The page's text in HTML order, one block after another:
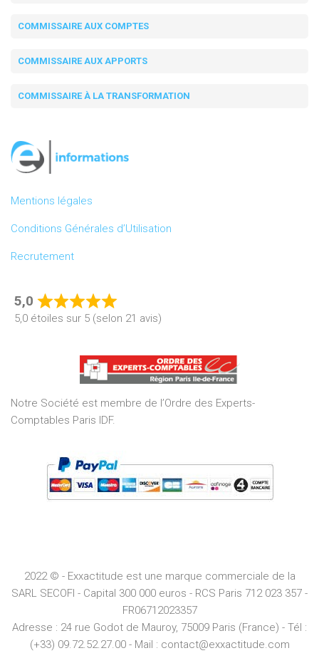
COMMISSAIRE AUX COMPTES
COMMISSAIRE AUX APPORTS
COMMISSAIRE À LA TRANSFORMATION
Mentions légales
Conditions Générales d’Utilisation
Recrutement
5,0
Rated
5,0
of
5
5,0 étoiles sur 5 (selon 21 avis)
Notre Société est membre de l’Ordre des Experts-
Comptables Paris IDF.
2022 © - Exxactitude est une marque commerciale de la
SARL SECOFI - Capital 300 000 euros - RCS Paris 712 023 357 -
FR06712023357
Adresse : 24 rue Godot de Mauroy, 75009 Paris (France) - Tél :
(+33) 09.72.52.27.00 - Mail : contact@exxactitude.com